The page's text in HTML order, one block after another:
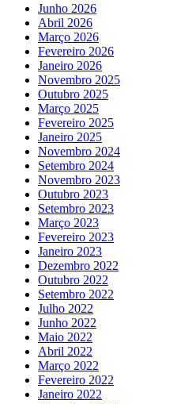
Junho 2026
Abril 2026
Março 2026
Fevereiro 2026
Janeiro 2026
Novembro 2025
Outubro 2025
Março 2025
Fevereiro 2025
Janeiro 2025
Novembro 2024
Setembro 2024
Novembro 2023
Outubro 2023
Setembro 2023
Março 2023
Fevereiro 2023
Janeiro 2023
Dezembro 2022
Outubro 2022
Setembro 2022
Julho 2022
Junho 2022
Maio 2022
Abril 2022
Março 2022
Fevereiro 2022
Janeiro 2022